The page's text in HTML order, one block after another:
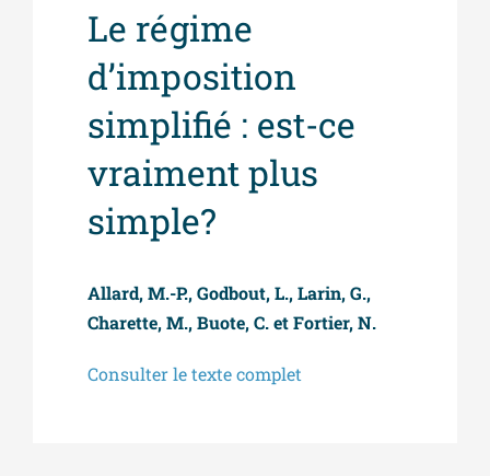
Le régime
d’imposition
simplifié : est-ce
vraiment plus
simple?
Allard, M.-P., Godbout, L., Larin, G.,
Charette, M., Buote, C. et Fortier, N.
Consulter le texte complet